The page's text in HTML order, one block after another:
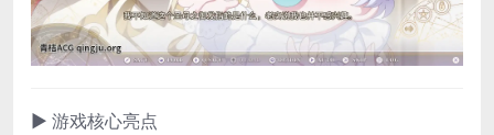
▶ 游戏核心亮点